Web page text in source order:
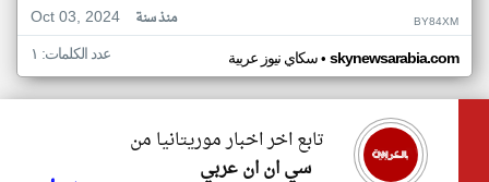
Oct 03, 2024
منذ سنة BY84XM
سكاي نيوز عربية• skynewsarabia.com عدد الكلمات: ١
تابع اخر اخبار موريتانيا من
سي ان ان عربي